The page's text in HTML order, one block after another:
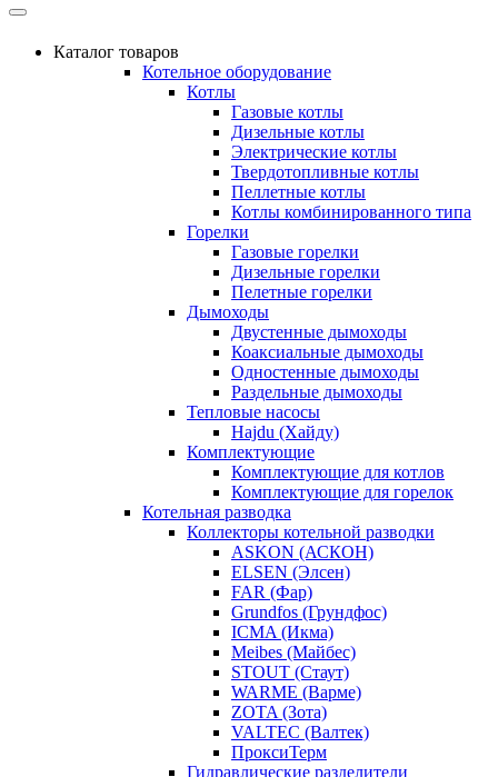
Каталог товаров
Котельное оборудование
Котлы
Газовые котлы
Дизельные котлы
Электрические котлы
Твердотопливные котлы
Пеллетные котлы
Котлы комбинированного типа
Горелки
Газовые горелки
Дизельные горелки
Пелетные горелки
Дымоходы
Двустенные дымоходы
Коаксиальные дымоходы
Одностенные дымоходы
Раздельные дымоходы
Тепловые насосы
Hajdu (Хайду)
Комплектующие
Комплектующие для котлов
Комплектующие для горелок
Котельная разводка
Коллекторы котельной разводки
ASKON (АСКОН)
ELSEN (Элсен)
FAR (Фар)
Grundfos (Грундфос)
ICMA (Икма)
Meibes (Майбес)
STOUT (Стаут)
WARME (Варме)
ZOTA (Зота)
VALTEC (Валтек)
ПроксиТерм
Гидравлические разделители